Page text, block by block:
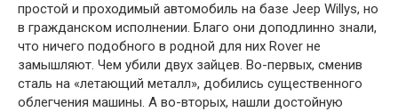
простой и проходимый автомобиль на базе Jeep Willys, но
в гражданском исполнении. Благо они доподлинно знали,
что ничего подобного в родной для них Rover не
замышляют. Чем убили двух зайцев. Во-первых, сменив
сталь на «летающий металл», добились существенного
облегчения машины. А во-вторых, нашли достойную